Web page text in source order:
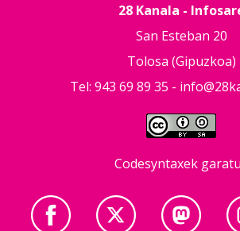
28 Kanala -
San Esteban 20
Tolosa (Gipuzkoa)
Tel: 943 69 89 35 -
Codesyntaxek